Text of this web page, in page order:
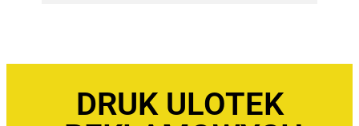
DRUK ULOTEK